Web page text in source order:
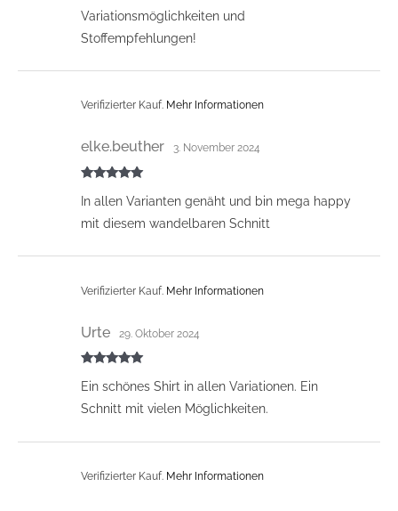
Variationsmöglichkeiten und
Stoffempfehlungen!
5von 5
elke.beuther 3. November 2024
In allen Varianten genäht und bin mega happy
mit diesem wandelbaren Schnitt
Verifizierter Kauf. Mehr Informationen
5von 5
Urte 29. Oktober 2024
Ein schönes Shirt in allen Variationen. Ein
Schnitt mit vielen Möglichkeiten.
Verifizierter Kauf. Mehr Informationen
Verifizierter Kauf. Mehr Informationen